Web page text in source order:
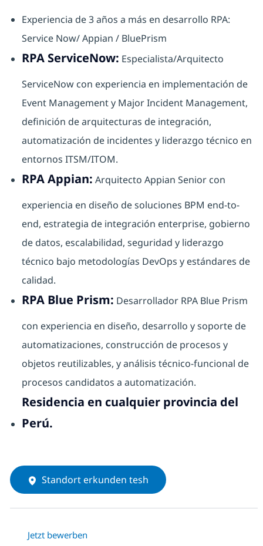
Experiencia de 3 años a más en desarrollo RPA:
Service Now/ Appian / BluePrism
RPA ServiceNow: Especialista/Arquitecto
ServiceNow con experiencia en implementación de
Event Management y Major Incident Management,
definición de arquitecturas de integración,
automatización de incidentes y liderazgo técnico en
entornos ITSM/ITOM.
RPA Appian: Arquitecto Appian Senior con
experiencia en diseño de soluciones BPM end-to-
end, estrategia de integración enterprise, gobierno
de datos, escalabilidad, seguridad y liderazgo
técnico bajo metodologías DevOps y estándares de
calidad.
RPA Blue Prism: Desarrollador RPA Blue Prism
con experiencia en diseño, desarrollo y soporte de
automatizaciones, construcción de procesos y
objetos reutilizables, y análisis técnico-funcional de
procesos candidatos a automatización.
Residencia en cualquier provincia del
Perú.
Standort erkunden tesh
Jetzt bewerben